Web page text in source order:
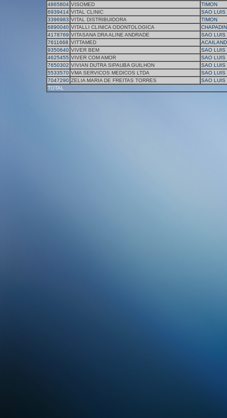
4865804 VISOMED
TIMON
6939414 VITAL CLINIC
SAO LUIS
3396983 VITAL DISTRIBUIDORA
TIMON
6890040 VITALLI CLINICA ODONTOLOGICA
4178769 VITASANA DRA ALINE ANDRADE
SAO LUIS
7611668 VITTAMED
9350640 VIVER BEM
SAO LUIS
4625455 VIVER COM AMOR
SAO LUIS
7650302 VIVIAN DUTRA SIPAUBA GUILHON
SAO LUIS
5533570 VMA SERVICOS MEDICOS LTDA
SAO LUIS
7047290 ZELIA MARIA DE FREITAS TORRES
SAO LUIS
TOTAL